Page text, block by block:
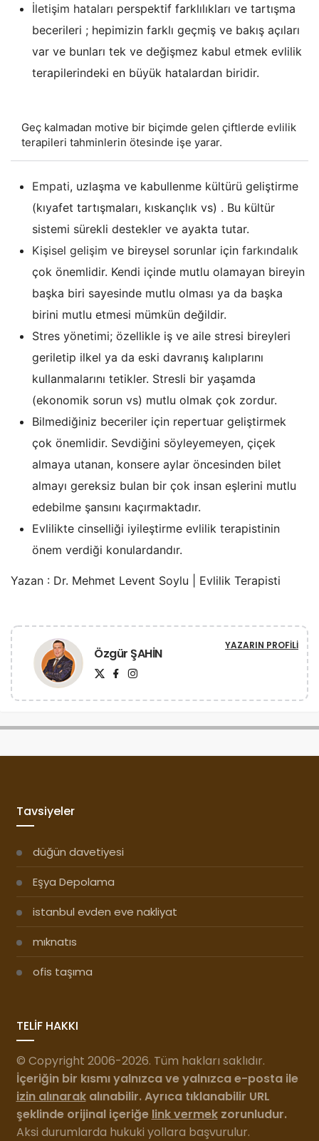
İletişim hataları perspektif farklılıkları ve tartışma
becerileri ; hepimizin farklı geçmiş ve bakış açıları
var ve bunları tek ve değişmez kabul etmek evlilik
terapilerindeki en büyük hatalardan biridir.
Geç kalmadan motive bir biçimde gelen çiftlerde evlilik
terapileri tahminlerin ötesinde işe yarar.
Empati , uzlaşma ve kabullenme kültürü geliştirme
(kıyafet tartışmaları, kıskançlık vs) . Bu kültür
sistemi sürekli destekler ve ayakta tutar.
Kişisel gelişim
ve bireysel sorunlar için
farkındalık
çok önemlidir. Kendi içinde mutlu olamayan bireyin
başka biri sayesinde mutlu olması ya da başka
birini mutlu etmesi mümkün değildir.
Stres yönetimi; özellikle iş ve aile stresi bireyleri
geriletip ilkel ya da eski davranış kalıplarını
kullanmalarını tetikler. Stresli bir yaşamda
(ekonomik sorun vs) mutlu olmak çok zordur.
Bilmediğiniz beceriler için repertuar geliştirmek
çok önemlidir. Sevdiğini söyleyemeyen, çiçek
almaya utanan, konsere aylar öncesinden bilet
almayı gereksiz bulan bir çok insan eşlerini mutlu
edebilme şansını kaçırmaktadır.
Evlilikte cinselliği iyileştirme evlilik terapistinin
Özgür ŞAHİN
Tavsiyeler
düğün davetiyesi
Eşya Depolama
istanbul evden eve nakliyat
ofis taşıma
TELİF HAKKI
© Copyright 2006-2026. Tüm hakları saklıdır.
İçeriğin bir kısmı yalnızca ve yalnızca e-posta ile
izin alınarakalınabilir. Ayrıca tıklanabilir URL
şeklinde orijinal içeriğelink vermekzorunludur.